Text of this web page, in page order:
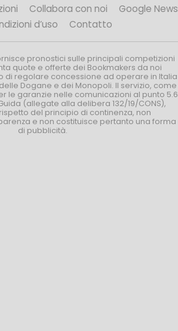
Collabora con noi
Google News
d’uso
Contatto
pronostici sulle principali competizioni
quote e offerte dei Bookmakers da noi
di regolare concessione ad operare in Italia
Dogane e dei Monopoli. Il servizio, come
le garanzie nelle comunicazioni al punto 5.6
(allegate alla delibera 132/19/CONS),
del principio di continenza, non
e non costituisce pertanto una forma
di pubblicità.